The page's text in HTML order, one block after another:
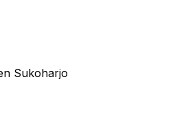
Sukoharjo